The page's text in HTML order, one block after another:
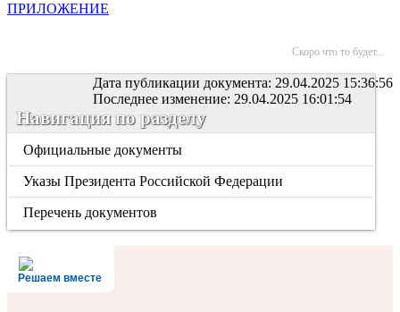
ПРИЛОЖЕНИЕ
Скоро что то будет...
Дата публикации документа: 29.04.2025 15:36:56
Последнее изменение: 29.04.2025 16:01:54
Навигация по разделу
Официальные документы
Указы Президента Российской Федерации
Перечень документов
Решаем вместе